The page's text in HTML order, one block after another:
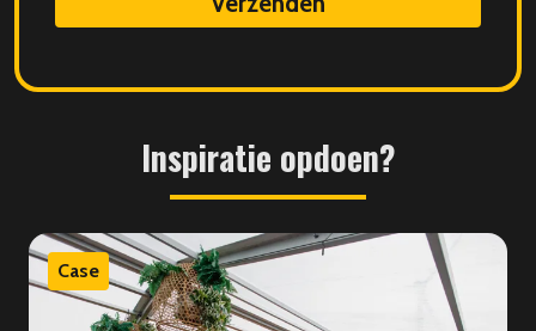
Inspiratie opdoen?
Case